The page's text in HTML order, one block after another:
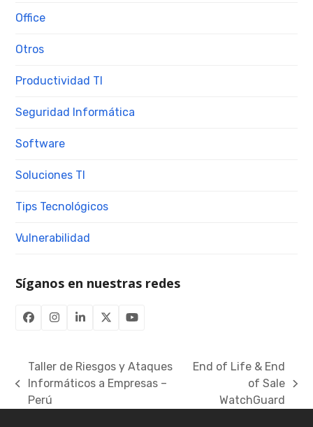
Office
Otros
Productividad TI
Seguridad Informática
Software
Soluciones TI
Tips Tecnológicos
Vulnerabilidad
Síganos en nuestras redes
FacebookInstagram
LinkedInTwitterYouTube
previous
post:
Taller de Riesgos y Ataques
Informáticos a Empresas –
Perú
post:
End of Life & End
of Sale
WatchGuard